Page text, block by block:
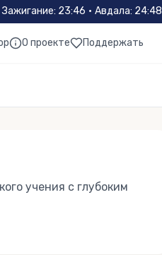
Зажигание: 23:46 · Авдала: 24:48
О проекте Поддержать
учения с глубоким